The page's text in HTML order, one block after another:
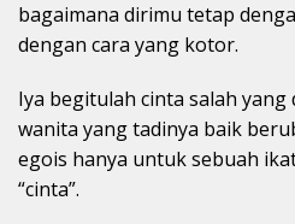
bagaimana dirimu tetap
dengan cara yang kotor.
Iya begitulah cinta salah yang
wanita yang tadinya baik
egois hanya untuk sebuah
“cinta”.